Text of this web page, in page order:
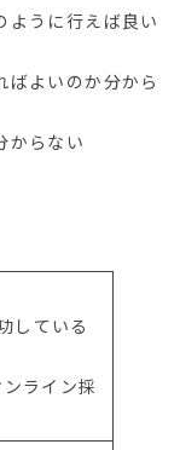
ように行えば良い
ばよいのか分から
からない
している
ライン採